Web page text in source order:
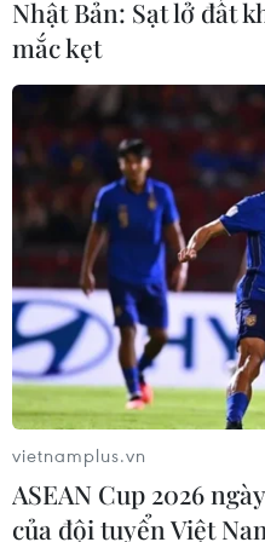
ung thư gan di căn
07/08/2026 04:05
Nga thoái vốn nhà nước
Quốc tế Sheremetyevo
07/08/2026 00:22
Nga thông báo
cứ ngầm của Ukraine
06/08/2026 16:21
Tây Ban Nha: 100 người
Nhật Bản: Sạt lở đất
mắc kẹt
vietnamplus.vn
ASEAN Cup 2026
của đội tuyển Việt